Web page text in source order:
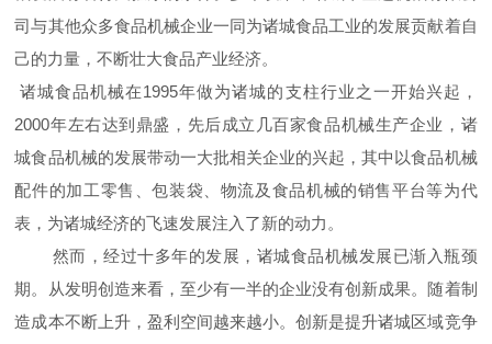
司与其他众多食品机械企业一同为诸城食品工业的发展贡献着自
己的力量，不断壮大食品产业经济。
诸城食品机械在1995年做为诸城的支柱行业之一开始兴起，
2000年左右达到鼎盛，先后成立几百家食品机械生产企业，诸
城食品机械的发展带动一大批相关企业的兴起，其中以食品机械
配件的加工零售、包装袋、物流及食品机械的销售平台等为代
表，为诸城经济的飞速发展注入了新的动力。
然而，经过十多年的发展，诸城食品机械发展已渐入瓶颈
期。从发明创造来看，至少有一半的企业没有创新成果。随着制
造成本不断上升，盈利空间越来越小。创新是提升诸城区域竞争